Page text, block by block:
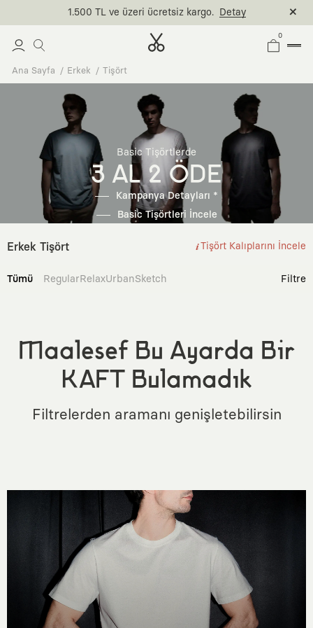
1.500 TL ve üzeri ücretsiz kargo. Detay
0
Ana Sayfa Erkek Tişört
Basic Tişörtlerde
3 AL 2 ÖDE
Kampanya Detayları *
Basic Tişörtleri İncele
Erkek Tişört Tişört Kalıplarını İncele
Tümü RegularRelaxUrbanSketch Filtre
Maalesef Bu Ayarda Bir
KAFT Bulamadık
Filtrelerden aramanı genişletebilirsin